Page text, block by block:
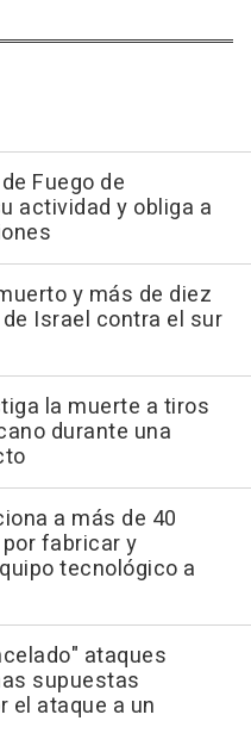
Fuego de
actividad y obliga a
y más de diez
Israel contra el sur
la muerte a tiros
durante una
a más de 40
fabricar y
tecnológico a
ataques
supuestas
el ataque a un